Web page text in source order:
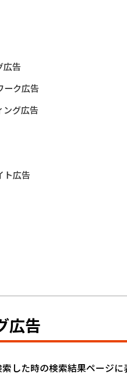
広告
ーク広告
ング広告
ト広告
広告
した時の検索結果ページに